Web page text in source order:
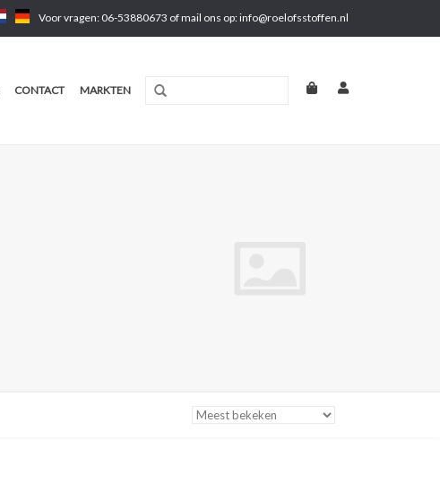
Voor vragen: 06-53880673 of mail ons op:info@roelofsstoffen.nl
CONTACT MARKTEN